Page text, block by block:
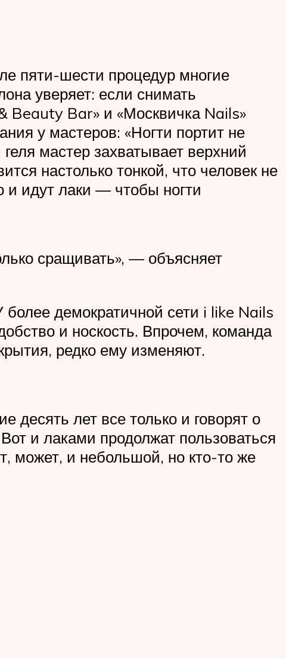
пяти-шести процедур многие
уверяет: если снимать
Beauty Bar» и «Москвичка Nails»
у мастеров: «Ногти портит не
мастер захватывает верхний
настолько тонкой, что человек не
и идут лаки — чтобы ногти
сращивать», — объясняет
демократичной сети i like Nails
и нос­кость. Впрочем, команда
редко ему изменяют.
лет все только и говорят о
и лаками продолжат пользоваться
может, и неболь­шой, но кто-то же